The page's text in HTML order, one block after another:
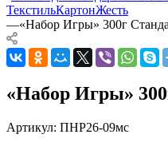
ТекстильКартонЖесть
—«Набор Игры» 300г
«Набор Игры»
Артикул: ПНР26-09мс